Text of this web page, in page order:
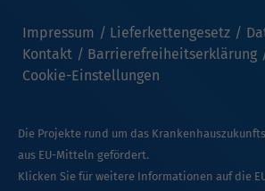
Impressum Lieferkettengesetz
Kontakt
Barrierefreiheitserklärung
Cookie-Einstellungen
Die Projekte rund um das
aus EU-Mitteln gefördert.
Klicken Sie für weitere Informationen auf die